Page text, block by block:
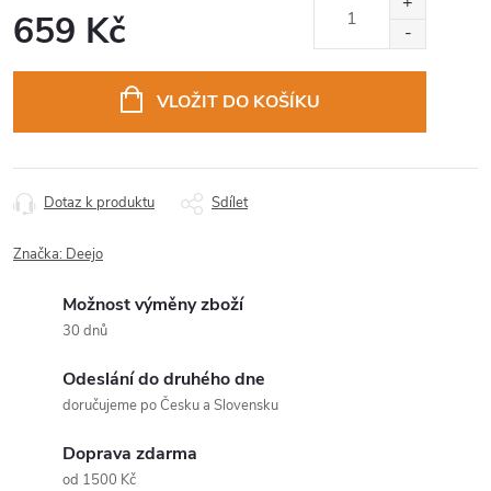
659 Kč
VLOŽIT DO KOŠÍKU
Dotaz k produktu Sdílet
Značka: Deejo
Možnost výměny zboží
30 dnů
Odeslání do druhého dne
doručujeme po Česku a Slovensku
Doprava zdarma
od 1500 Kč